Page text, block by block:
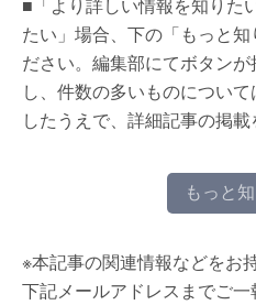
たい」場合、下の「もっと
ださい。編集部にてボタン
し、件数の多いものについ
したうえで、詳細記事の掲載
もっと
※本記事の関連情報などをお
下記メールアドレスまでご一